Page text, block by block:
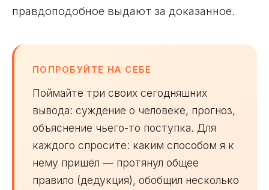
правдоподобное выдают за доказанное.
ПОПРОБУЙТЕ НА СЕБЕ
Поймайте три своих сегодняшних
вывода: суждение о человеке, прогноз,
объяснение чьего-то поступка. Для
каждого спросите: каким способом я к
нему пришёл — протянул общее
правило (дедукция), обобщил несколько